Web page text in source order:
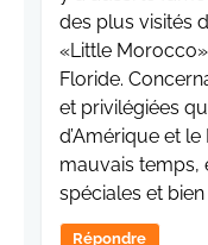
des plus visités
«Little
Floride.
et privilégiées
d’Amérique et
mauvais temps,
spéciales et bien
Répondre